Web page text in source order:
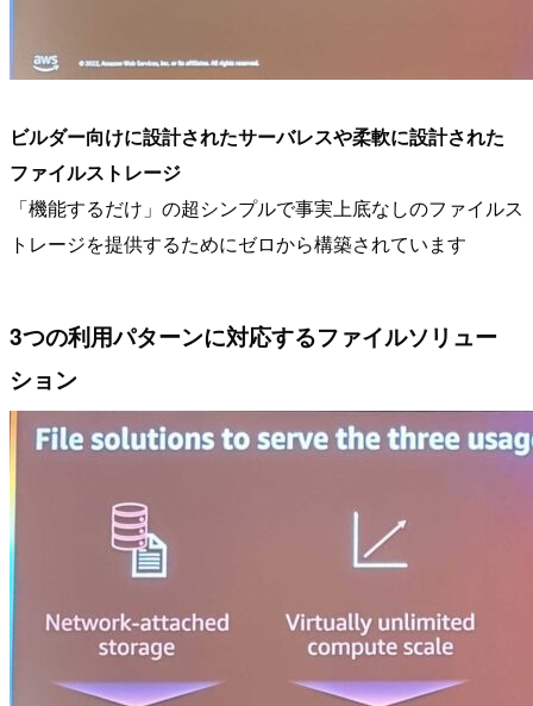
ビルダー向けに設計されたサーバレスや柔軟に設計された
ファイルストレージ
「機能するだけ」の超シンプルで事実上底なしのファイルス
トレージを提供するためにゼロから構築されています
3つの利用パターンに対応するファイルソリュー
ション